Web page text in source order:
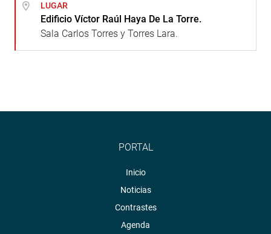
LUGAR
Edificio Víctor Raúl Haya De La Torre.
Sala Carlos Torres y Torres Lara.
PORTAL
Inicio
Noticias
Contrastes
Agenda